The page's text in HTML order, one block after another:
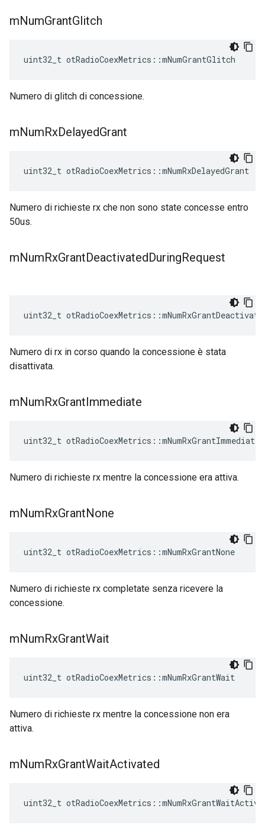
mNumGrantGlitch
uint32_t otRadioCoexMetrics ::mNumGrantGlitch
Numero di glitch di concessione.
mNumRxDelayedGrant
uint32_t otRadioCoexMetrics ::mNumRxDelayedGrant
Numero di richieste rx che non sono state concesse entro
50us.
mNumRxGrantDeactivatedDuringRequest
uint32_t otRadioCoexMetrics ::
Numero di rx in corso quando la concessione è stata
disattivata.
mNumRxGrantImmediate
uint32_t otRadioCoexMetrics ::mNumRxGrantImmediate
Numero di richieste rx mentre la concessione era attiva.
mNumRxGrantNone
uint32_t otRadioCoexMetrics ::mNumRxGrantNone
Numero di richieste rx completate senza ricevere la
concessione.
mNumRxGrantWait
uint32_t otRadioCoexMetrics ::mNumRxGrantWait
Numero di richieste rx mentre la concessione non era
attiva.
mNumRxGrantWaitActivated
uint32_t otRadioCoexMetrics ::